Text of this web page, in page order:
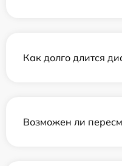
Как долго длится
Возможен ли